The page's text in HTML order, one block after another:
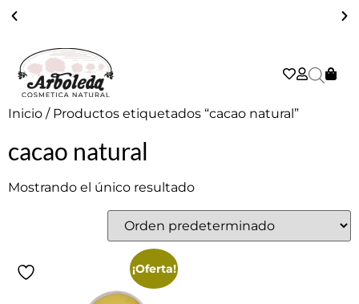
ENVÍO GRATIS A PARTIR DE 39€ EN PENÍNSULA - 2/3 DÍAS
Inicio / Productos etiquetados “cacao natural”
cacao natural
Mostrando el único resultado
¡Oferta!